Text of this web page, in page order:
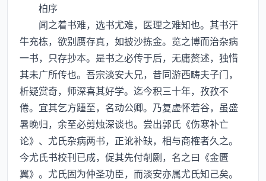
柏序
闻之着书难，选书尤难，医理之难知也。其书汗
牛充栋，欲别赝存真，如披沙拣金。览之博而治杂病
一书，只存抄本。是书之必传于后，无庸赘述，独惜
其未广所传也。吾宗淡安大兄，昔同游西畴夫子门，
析疑赏奇，师深喜其好学。迄今积三十年，孜孜不
倦。宜其乞方踵至，名动公卿。乃复虚怀若谷，虽盛
暑晚归，余至必剪烛深谈也。尝出郭氏《伤寒补亡
论》、尤氏杂病两书，正讹补缺，相与商榷者久之。
今尤氏书校刊已成，促其先付剞劂，名之曰《金匮
翼》。尤氏固为仲圣功臣，而淡安亦属尤氏知己矣。